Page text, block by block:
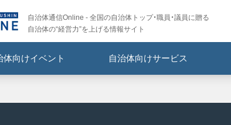
自治体通信Online - 全国の自治体トップ・職員・議員に贈る
自治体の“経営力”を上げる情報サイト
体向けイベント 自治体向けサービス